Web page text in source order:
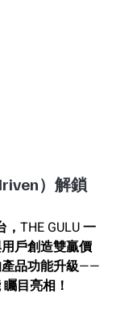
）解鎖
THE GULU 一
戶創造雙贏價
產品功能升級——
目亮相！